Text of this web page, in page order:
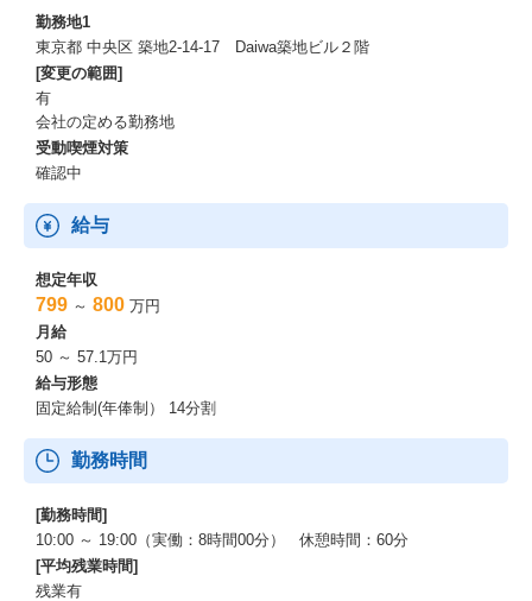
勤務地1
東京都 中央区 築地2-14-17 Daiwa築地ビル２階
[変更の範囲]
有
会社の定める勤務地
受動喫煙対策
確認中
給与
想定年収
799 ～ 800 万円
月給
50 ～ 57.1万円
給与形態
固定給制(年俸制） 14分割
勤務時間
[勤務時間]
10:00 ～ 19:00（実働：8時間00分） 休憩時間：60分
[平均残業時間]
残業有